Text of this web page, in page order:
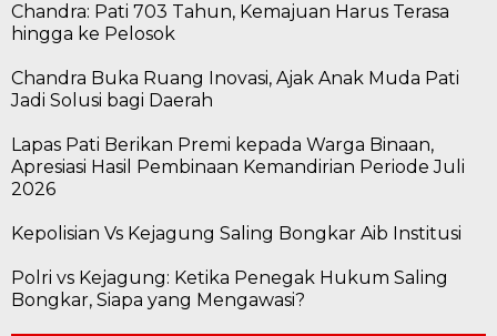
Chandra: Pati 703 Tahun, Kemajuan Harus Terasa
hingga ke Pelosok
Chandra Buka Ruang Inovasi, Ajak Anak Muda Pati
Jadi Solusi bagi Daerah
Lapas Pati Berikan Premi kepada Warga Binaan,
Apresiasi Hasil Pembinaan Kemandirian Periode Juli
2026
Kepolisian Vs Kejagung Saling Bongkar Aib Institusi
Polri vs Kejagung: Ketika Penegak Hukum Saling
Bongkar, Siapa yang Mengawasi?